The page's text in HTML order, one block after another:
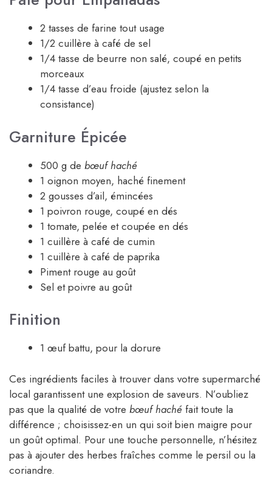
2 tasses de farine tout usage
1/2 cuillère à café de sel
1/4 tasse de beurre non salé, coupé en petits
morceaux
1/4 tasse d’eau froide (ajustez selon la
consistance)
Garniture Épicée
500 g de bœuf haché
1 oignon moyen, haché finement
2 gousses d’ail, émincées
1 poivron rouge, coupé en dés
1 tomate, pelée et coupée en dés
1 cuillère à café de cumin
1 cuillère à café de paprika
Piment rouge au goût
Sel et poivre au goût
Finition
1 œuf battu, pour la dorure
Ces ingrédients faciles à trouver dans votre supermarché
local garantissent une explosion de saveurs. N’oubliez
pas que la qualité de votre bœuf haché fait toute la
différence ; choisissez-en un qui soit bien maigre pour
un goût optimal. Pour une touche personnelle, n’hésitez
pas à ajouter des herbes fraîches comme le persil ou la
coriandre.